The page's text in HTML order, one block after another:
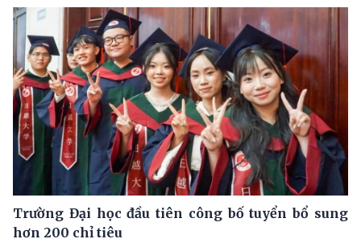
Trường Đại học đầu tiên công bố tuyển bổ sung
hơn 200 chỉ tiêu